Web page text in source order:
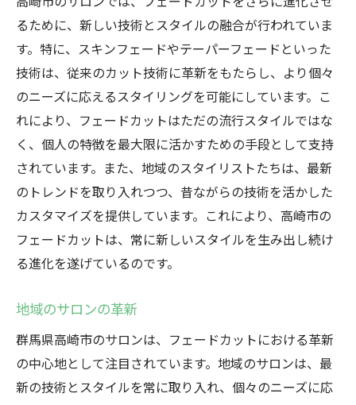
るために、新しい技術とスタイルの融合が行われていま
す。特に、スキンフェードやテーパーフェードといった
技術は、従来のカット技術に革新をもたらし、より個々
のニーズに応えるスタイリングを可能にしています。こ
れにより、フェードカットはただの流行スタイルではな
く、個人の特徴を最大限に活かすための手段として支持
されています。また、地域のスタイリストたちは、最新
のトレンドを取り入れつつ、昔ながらの技術を活かした
カスタマイズを提供しています。これにより、高崎市の
フェードカットは、常に新しいスタイルを生み出し続け
る進化を遂げているのです。
地域のサロンの革新
群馬県高崎市のサロンは、フェードカットにおける革新
の中心地として注目されています。地域のサロンは、最
新の技術とスタイルを常に取り入れ、個々のニーズに応